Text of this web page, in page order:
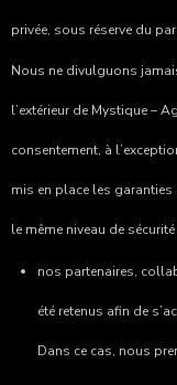
privée, sous réserve du
Nous ne divulguons
l’extérieur de Mystique –
consentement, à
mis en place les
le même niveau de
nos partenaires,
été retenus afin de
Dans ce cas, nous